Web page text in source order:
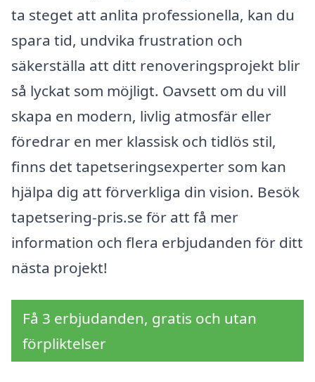
ta steget att anlita professionella, kan du
spara tid, undvika frustration och
säkerställa att ditt renoveringsprojekt blir
så lyckat som möjligt. Oavsett om du vill
skapa en modern, livlig atmosfär eller
föredrar en mer klassisk och tidlös stil,
finns det tapetseringsexperter som kan
hjälpa dig att förverkliga din vision. Besök
tapetsering-pris.se för att få mer
information och flera erbjudanden för ditt
nästa projekt!
Få 3 erbjudanden, gratis och utan
förpliktelser